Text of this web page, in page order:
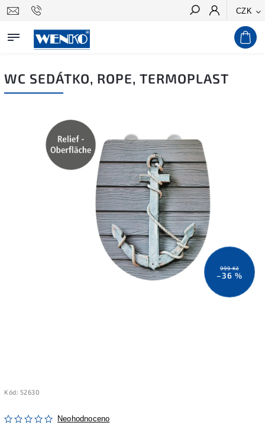
CZK
Hledat
WC SEDÁTKO, ROPE, TERMOPLAST
999 Kč
–36 %
Kód: 52630
Neohodnoceno